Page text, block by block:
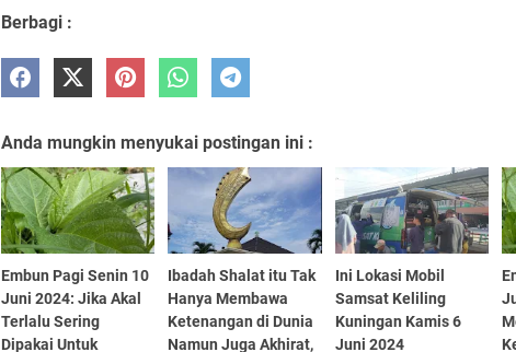
Berbagi :
Anda mungkin menyukai postingan ini :
Embun Pagi Senin 10
Juni 2024: Jika Akal
Terlalu Sering
Dipakai Untuk
Ibadah Shalat itu Tak
Hanya Membawa
Ketenangan di Dunia
Namun Juga Akhirat,
Ini Lokasi Mobil
Samsat Keliling
Kuningan Kamis 6
Juni 2024